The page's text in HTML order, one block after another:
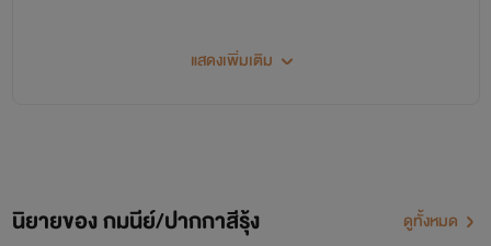
แสดงเพิ่มเติม
นิยายของ กมนีย์/ปากกาสีรุ้ง ดูทั้งหมด